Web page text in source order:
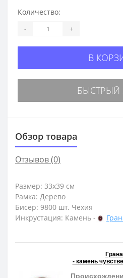
Количество:
- +
В
БЫСТРЫЙ
Обзор товара
Отзывов (0)
Размер: 33х39 см
Рамка: Дерево
Бисер: 9800 шт. Чехия
Инкрустация: Камень -
- камень